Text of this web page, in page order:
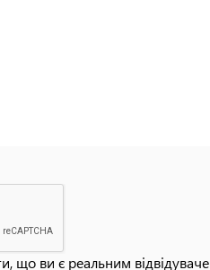
що ви є реальним